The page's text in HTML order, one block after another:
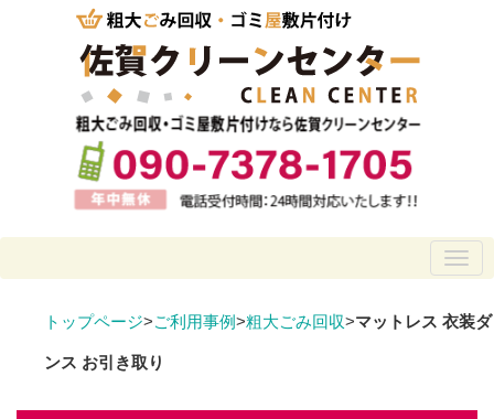
トップページ>ご利用事例>粗大ごみ回収>マットレス 衣装ダ
ンス お引き取り